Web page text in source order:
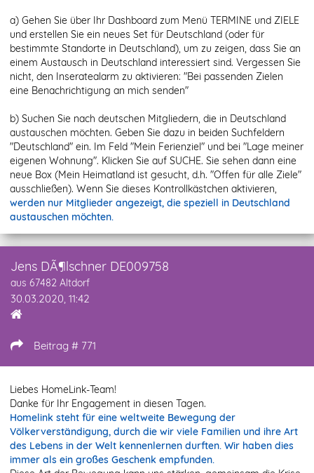
a) Gehen Sie über Ihr Dashboard zum Menü TERMINE und ZIELE
und erstellen Sie ein neues Set für Deutschland (oder für
bestimmte Standorte in Deutschland), um zu zeigen, dass Sie an
einem Austausch in Deutschland interessiert sind. Vergessen Sie
nicht, den Inseratealarm zu aktivieren: "Bei passenden Zielen
eine Benachrichtigung an mich senden"
b) Suchen Sie nach deutschen Mitgliedern, die in Deutschland
austauschen möchten. Geben Sie dazu in beiden Suchfeldern
"Deutschland" ein. Im Feld "Mein Ferienziel" und bei "Lage meiner
eigenen Wohnung". Klicken Sie auf SUCHE. Sie sehen dann eine
neue Box (Mein Heimatland ist gesucht, d.h. "Offen für alle Ziele"
ausschließen). Wenn Sie dieses Kontrollkästchen aktivieren,
werden nur Mitglieder angezeigt, die speziell in Deutschland
austauschen möchten.
Jens DÃ¶lschner DE009758
aus 67482 Altdorf
30.03.2020, 11:42
Beitrag # 771
Liebes HomeLink-Team!
Danke für Ihr Engagement in diesen Tagen.
Homelink steht für eine weltweite Bewegung der
Völkerverständigung, durch die wir viele Familien und ihre Art
des Lebens in der Welt kennenlernen durften. Wir haben dies
immer als ein großes Geschenk empfunden.